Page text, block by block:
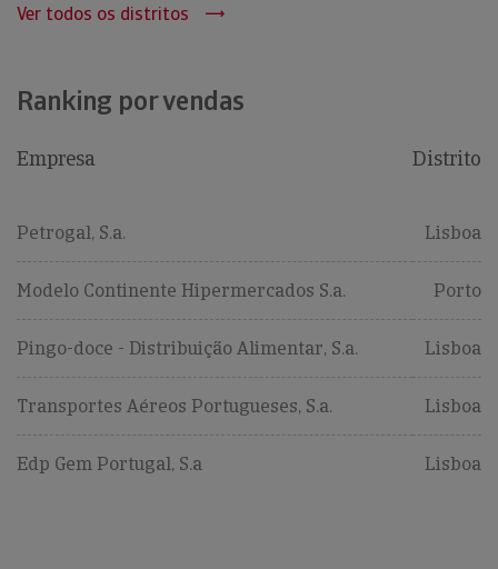
Ver todos os distritos
Ranking por vendas
Empresa Distrito
Petrogal, S.a. Lisboa
Modelo Continente Hipermercados S.a. Porto
Pingo-doce - Distribuição Alimentar, S.a. Lisboa
Transportes Aéreos Portugueses, S.a. Lisboa
Edp Gem Portugal, S.a Lisboa